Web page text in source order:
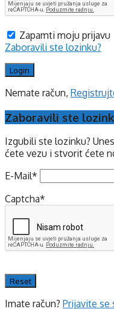
Zapamti moju prijavu
Zaboravili ste lozinku?
Nemate račun,
Zaboravili ste
Izgubili ste lozinku?
ćete vezu i stvorit ćete
E-Mail*
Captcha*
Imate račun? Prijavite se